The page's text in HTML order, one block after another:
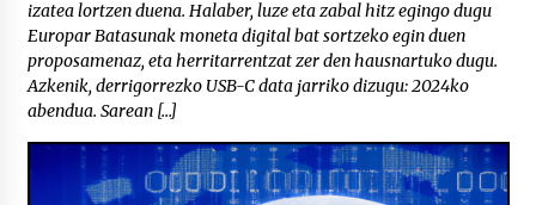
izatea lortzen duena. Halaber, luze eta zabal hitz egingo dugu
Europar Batasunak moneta digital bat sortzeko egin duen
proposamenaz, eta herritarrentzat zer den hausnartuko dugu.
Azkenik, derrigorrezko USB-C data jarriko dizugu: 2024ko
abendua. Sarean […]